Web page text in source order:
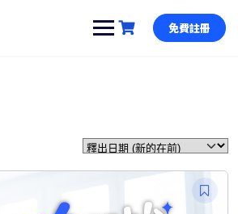
免費註冊